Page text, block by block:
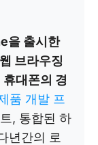
을 출시한
브라우징
대폰의 경
품 개발 프
, 통합된 하
년간의 로